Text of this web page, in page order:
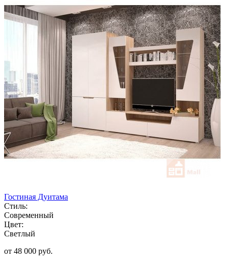
Гостиная Дуитама
Стиль:
Современный
Цвет:
Светлый
от 48 000 руб.